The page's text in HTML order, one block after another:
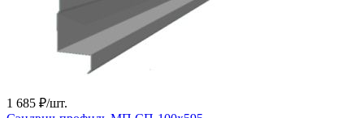
1 685 ₽/шт.